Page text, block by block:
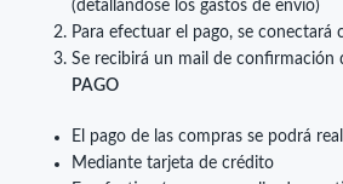
(detallándose los gastos de envío)
Para efectuar el pago, se
Se recibirá un mail de confirmación
PAGO
El pago de las compras se podrá
Mediante tarjeta de crédito